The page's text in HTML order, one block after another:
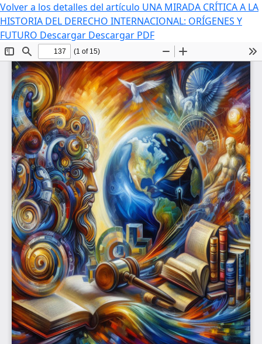
Volver a los detalles del artículo UNA MIRADA CRÍTICA A LA
HISTORIA DEL DERECHO INTERNACIONAL: ORÍGENES Y
FUTURO Descargar Descargar PDF